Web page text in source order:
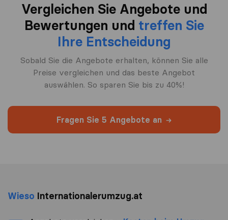
Vergleichen Sie Angebote und
Bewertungen und treffen Sie
Ihre Entscheidung
Sobald Sie die Angebote erhalten, können Sie alle
Preise vergleichen und das beste Angebot
auswählen. So sparen Sie bis zu 40%!
Fragen Sie 5 Angebote an
Wieso Internationalerumzug.at